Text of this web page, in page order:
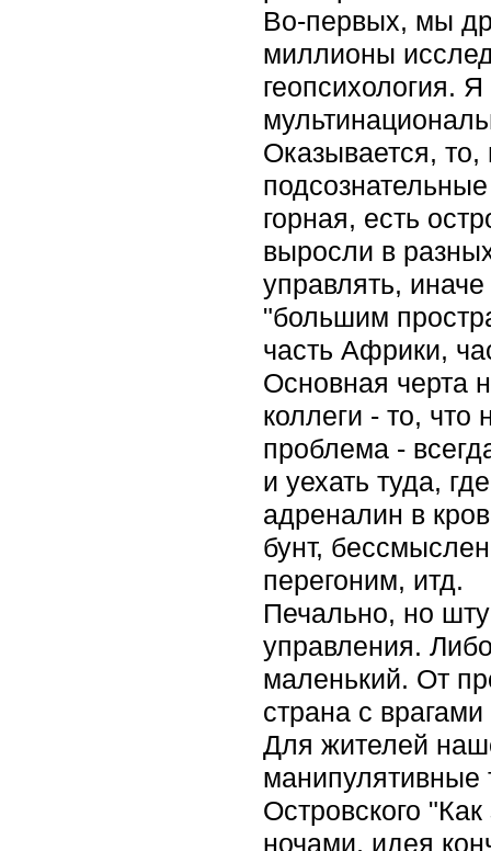
Во-первых, мы
миллионы
геопсихология.
Оказывается,
горная, есть
выросли в
управлять,
"большим
часть Африки,
Основная черта
коллеги - то,
проблема -
и уехать туда,
адреналин в
бунт,
перегоним, итд.
Печально, но
управления.
маленький. От
страна с
Для жителей
манипулятивные
Островского
ночами, идея